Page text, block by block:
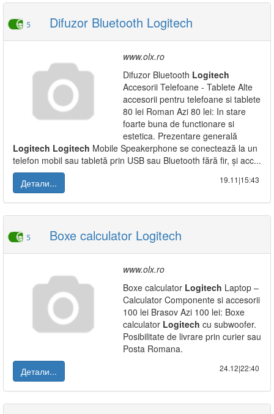
5 Difuzor Bluetooth Logitech
www.olx.ro
Difuzor Bluetooth Logitech
Accesorii Telefoane - Tablete Alte
accesorii pentru telefoane si tablete
80 lei Roman Azi 80 lei: In stare
foarte buna de functionare si
estetica. Prezentare generală
Logitech Logitech Mobile Speakerphone se conectează la un
telefon mobil sau tabletă prin USB sau Bluetooth fără fir, și acc...
Детали...
19.11|15:43
5 Boxe calculator Logitech
www.olx.ro
Boxe calculator Logitech Laptop –
Calculator Componente si accesorii
100 lei Brasov Azi 100 lei: Boxe
calculator Logitech cu subwoofer.
Posibilitate de livrare prin curier sau
Posta Romana.
Детали...
24.12|22:40